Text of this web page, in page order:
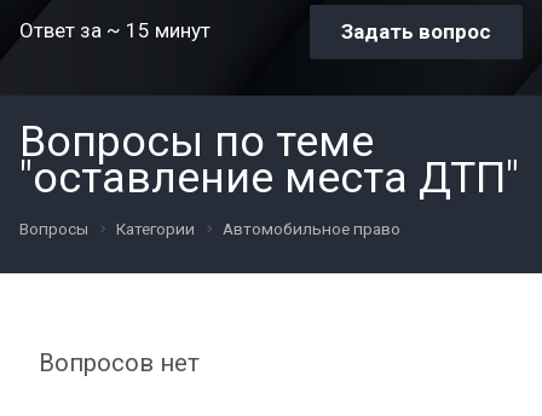
Ответ за ~ 15 минут
Вопросы по теме
"оставление места ДТП"
Вопросы Категории Автомобильное право
Вопросов нет